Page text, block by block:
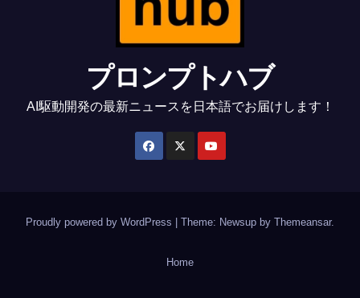
プロンプトハブ
AI駆動開発の最新ニュースを日本語でお届けします！
Proudly powered by WordPress Theme: Newsup by Themeansar.
Home